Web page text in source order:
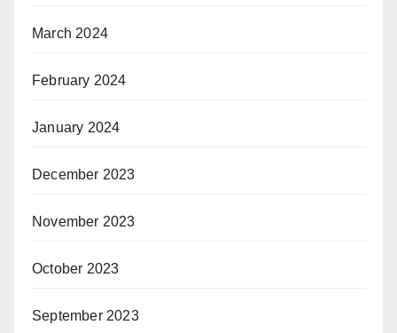
March 2024
February 2024
January 2024
December 2023
November 2023
October 2023
September 2023